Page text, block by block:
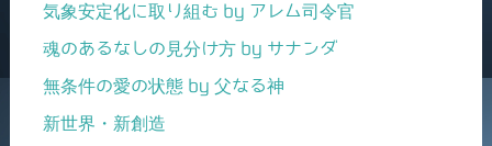
気象安定化に取り組む by アレム司令官
魂のあるなしの見分け方 by サナンダ
無条件の愛の状態 by 父なる神
新世界・新創造